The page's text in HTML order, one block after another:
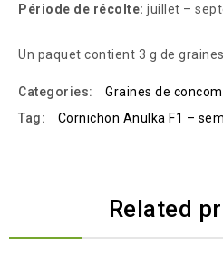
Période de récolte: juillet –
Un paquet contient 3 g de graines.
Categories: Graines de
Tag:
Cornichon Anulka F1 –
Related